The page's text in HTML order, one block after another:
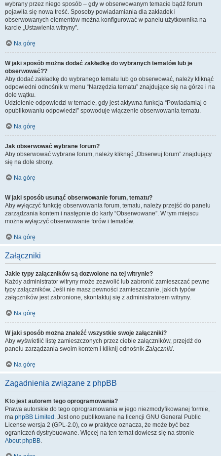
wybrany przez niego sposób – gdy w obserwowanym temacie bądź forum
pojawiła się nowa treść. Sposoby powiadamiania dla zakładek i
obserwowanych elementów można konfigurować w panelu użytkownika na
karcie „Ustawienia witryny”.
Na górę
W jaki sposób można dodać zakładkę do wybranych tematów lub je
obserwować??
Aby dodać zakładkę do wybranego tematu lub go obserwować, należy kliknąć
odpowiedni odnośnik w menu “Narzędzia tematu” znajdujące się na górze i na
dole wątku.
Udzielenie odpowiedzi w temacie, gdy jest aktywna funkcja “Powiadamiaj o
opublikowaniu odpowiedzi” spowoduje włączenie obserwowania tematu.
Na górę
Jak obserwować wybrane forum?
Aby obserwować wybrane forum, należy kliknąć „Obserwuj forum” znajdujący
się na dole strony.
Na górę
W jaki sposób usunąć obserwowanie forum, tematu?
Aby wyłączyć funkcję obserwowania forum, tematu, należy przejść do panelu
zarządzania kontem i następnie do karty “Obserwowane”. W tym miejscu
można wyłączyć obserwowanie forów i tematów.
Na górę
Załączniki
Jakie typy załączników są dozwolone na tej witrynie?
Każdy administrator witryny może zezwolić lub zabronić zamieszczać pewne
typy załączników. Jeśli nie masz pewności zamieszczanie, jakich typów
załączników jest zabronione, skontaktuj się z administratorem witryny.
Na górę
W jaki sposób można znaleźć wszystkie swoje załączniki?
Aby wyświetlić listę zamieszczonych przez ciebie załączników, przejdź do
panelu zarządzania swoim kontem i kliknij odnośnikZałączniki.
Na górę
Zagadnienia związane z phpBB
Kto jest autorem tego oprogramowania?
Prawa autorskie do tego oprogramowania w jego niezmodyfikowanej formie,
ma phpBB Limited . Jest ono publikowane na licencji GNU General Public
License wersja 2 (GPL-2.0), co w praktyce oznacza, że może być bez
ograniczeń dystrybuowane. Więcej na ten temat dowiesz się na stronie
About phpBB.